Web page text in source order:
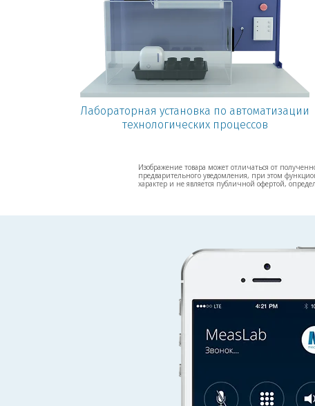
Лабораторная установка по автоматизации
технологических процессов
Изображение товара может отличаться от
предварительного уведомления, при этом
характер и не является публичной офертой,